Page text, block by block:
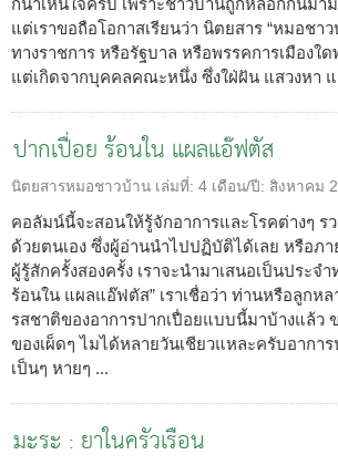
แต่เราขอถือโอกาสเรียนว่า นิตยสาร “หมอชา
ทางราชการ หรือรัฐบาล หรือพรรคการเมืองใ
แต่เกิดจากบุคคลคณะหนึ่ง ซึ่งใฝ่ฝัน แสวงหา แ
ปากเปื่อย ร้อนใน แผลแอ๊ฟตัส
นิตยสารหมอชาวบ้าน เล่มที่: 4 เดือน/ปี: สิงหาคม
คอลัมน์นี้จะสอนให้รู้จักอาการและโรคต่างๆ ร
ด้วยตนเอง ซึ่งผู้อ่านนำไปปฏิบัติได้เลย หรือภ
ผู้รู้สักครั้งสองครั้ง เราจะนำมาเสนอเป็นประจำ
ร้อนใน แผลแอ๊ฟตัส” เราเชื่อว่า ท่านหรือลูกห
รสชาติของอาการปากเปื่อยแบบนี้มาบ้างแล้ว
ของเผ็ดๆ ไมได้หลายวันเชียวแหละครับอากา
เป็นๆ หายๆ ...
มะระ : ยาในครัวเรือน